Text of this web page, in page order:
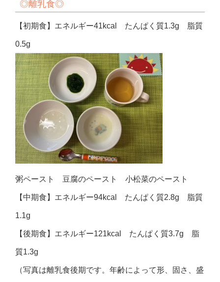
◎離乳食◎
【初期食】エネルギー41kcal たんぱく質1.3g 脂質
0.5g
粥ペースト 豆腐のペースト 小松菜のペースト
【中期食】エネルギー94kcal たんぱく質2.8g 脂質
1.1g
【後期食】エネルギー121kcal たんぱく質3.7g 脂
質1.3g
（写真は離乳食後期です。年齢によって形、固さ、盛